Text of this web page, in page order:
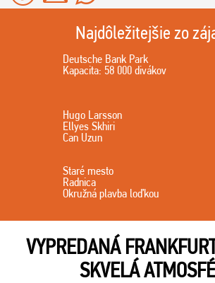
Najdôležitejšie zo
Deutsche Bank Park
Kapacita: 58 000 divákov
Hugo Larsson
Ellyes Skhiri
Can Uzun
Staré mesto
Radnica
Okružná plavba loďkou
VYPREDANÁ
SKVELÁ